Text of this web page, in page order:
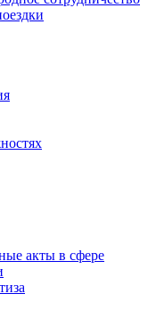
акты в сфере